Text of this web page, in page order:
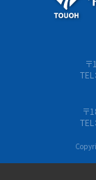
〒